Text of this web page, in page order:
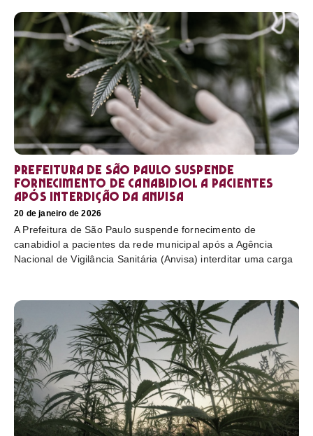
Prefeitura de São Paulo suspende
fornecimento de canabidiol a pacientes
após interdição da Anvisa
20 de janeiro de 2026
A Prefeitura de São Paulo suspende fornecimento de
canabidiol a pacientes da rede municipal após a Agência
Nacional de Vigilância Sanitária (Anvisa) interditar uma carga